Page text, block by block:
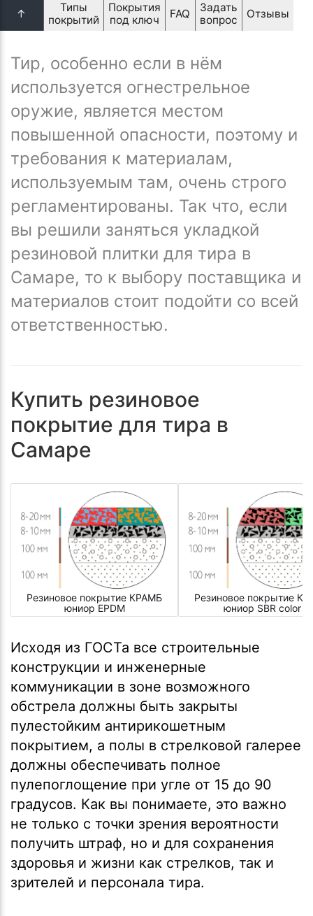
↑
Типы
покрытий
Покрытия
под ключ
FAQ
Задать
вопрос
Отзывы
Тир, особенно если в нём
используется огнестрельное
оружие, является местом
повышенной опасности, поэтому и
требования к материалам,
используемым там, очень строго
регламентированы. Так что, если
вы решили заняться укладкой
резиновой плитки для тира в
Самаре, то к выбору поставщика и
материалов стоит подойти со всей
ответственностью.
Купить резиновое
покрытие для тира в
Самаре
Резиновое покрытие КРАМБ
юниор EPDM
Резиновое покрытие
юниор SBR color
Исходя из ГОСТа все строительные
конструкции и инженерные
коммуникации в зоне возможного
обстрела должны быть закрыты
пулестойким антирикошетным
покрытием, а полы в стрелковой галерее
должны обеспечивать полное
пулепоглощение при угле от 15 до 90
градусов. Как вы понимаете, это важно
не только с точки зрения вероятности
получить штраф, но и для сохранения
здоровья и жизни как стрелков, так и
зрителей и персонала тира.